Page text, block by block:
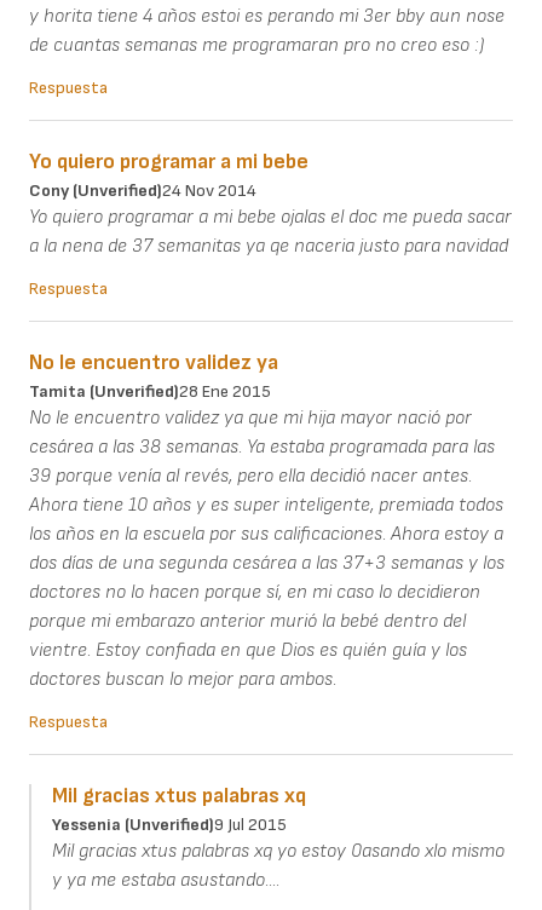
y horita tiene 4 años estoi es perando mi 3er bby aun nose
de cuantas semanas me programaran pro no creo eso :)
Respuesta
Yo quiero programar a mi bebe
Cony (unverified)24 Nov 2014
Yo quiero programar a mi bebe ojalas el doc me pueda sacar
a la nena de 37 semanitas ya qe naceria justo para navidad
Respuesta
No le encuentro validez ya
Tamita (unverified)28 Ene 2015
No le encuentro validez ya que mi hija mayor nació por
cesárea a las 38 semanas. Ya estaba programada para las
39 porque venía al revés, pero ella decidió nacer antes.
Ahora tiene 10 años y es super inteligente, premiada todos
los años en la escuela por sus calificaciones. Ahora estoy a
dos días de una segunda cesárea a las 37+3 semanas y los
doctores no lo hacen porque sí, en mi caso lo decidieron
porque mi embarazo anterior murió la bebé dentro del
vientre. Estoy confiada en que Dios es quién guía y los
doctores buscan lo mejor para ambos.
Respuesta
Mil gracias xtus palabras xq
Yessenia (unverified)9 Jul 2015
Mil gracias xtus palabras xq yo estoy 0asando xlo mismo
y ya me estaba asustando....